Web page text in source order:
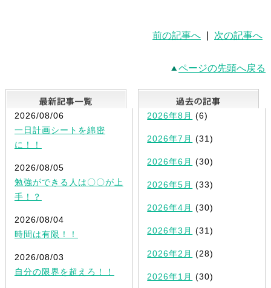
前の記事へ 次の記事へ
ページの先頭へ戻る
最新記事一覧
2026/08/06
一日計画シートを綿密
に！！
2026/08/05
勉強ができる人は〇〇が上
手！？
2026/08/04
時間は有限！！
2026/08/03
自分の限界を超えろ！！
2026年8月 (6)
2026年7月 (31)
2026年6月 (30)
2026年5月 (33)
2026年4月 (30)
2026年3月 (31)
2026年2月 (28)
2026年1月 (30)